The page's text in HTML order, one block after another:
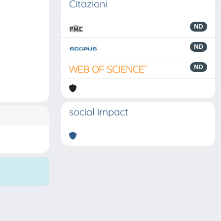
Citazioni
ND
ND
ND
social impact